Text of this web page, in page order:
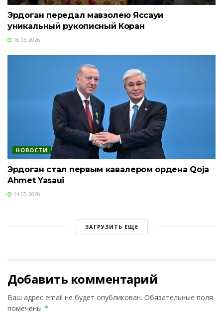
Эрдоган передал мавзолею Яссауи
уникальный рукописный Коран
16.05.2026
НОВОСТИ
Эрдоган стал первым кавалером ордена Qoja
Ahmet Yasaui
14.05.2026
ЗАГРУЗИТЬ ЕЩЕ
Добавить комментарий
Ваш адрес email не будет опубликован. Обязательные поля
помечены *